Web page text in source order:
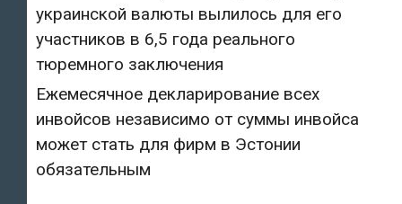
украинской валюты вылилось для его
участников в 6,5 года реального
тюремного заключения
Ежемесячное декларирование всех
инвойсов независимо от суммы инвойса
может стать для фирм в Эстонии
обязательным